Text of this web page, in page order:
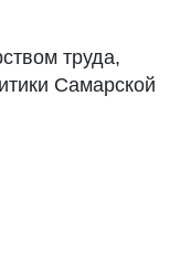
труда,
Самарской